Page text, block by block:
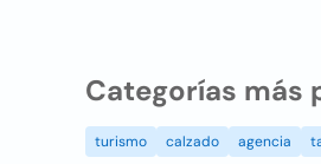
Categorías más
turismo calzado agencia